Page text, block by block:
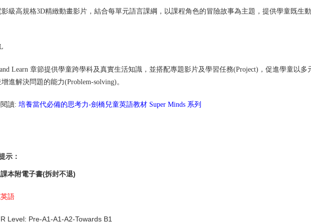
級高規格3D精緻動畫影片，結合每單元語言課綱，以課程角色的冒險故事為主題，提供學童既生
Learn 章節提供學童跨學科及真實生活知識，並搭配專題影片及學習任務(Project)，促進學童以
進解決問題的能力(Problem-solving)。
閱讀:培養當代必備的思考力-劍橋兒童英語教材 Super Minds 系列
示：
本附電子書(拆封不退)
語
Level: Pre-A1-A1-A2-Towards B1